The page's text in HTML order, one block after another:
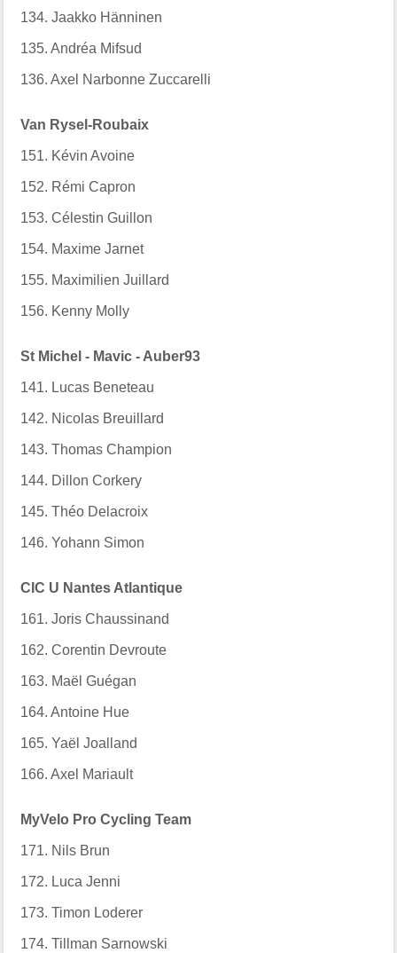
134. Jaakko Hänninen
135. Andréa Mifsud
136. Axel Narbonne Zuccarelli
Van Rysel-Roubaix
151. Kévin Avoine
152. Rémi Capron
153. Célestin Guillon
154. Maxime Jarnet
155. Maximilien Juillard
156. Kenny Molly
St Michel - Mavic - Auber93
141. Lucas Beneteau
142. Nicolas Breuillard
143. Thomas Champion
144. Dillon Corkery
145. Théo Delacroix
146. Yohann Simon
CIC U Nantes Atlantique
161. Joris Chaussinand
162. Corentin Devroute
163. Maël Guégan
164. Antoine Hue
165. Yaël Joalland
166. Axel Mariault
MyVelo Pro Cycling Team
171. Nils Brun
172. Luca Jenni
173. Timon Loderer
174. Tillman Sarnowski